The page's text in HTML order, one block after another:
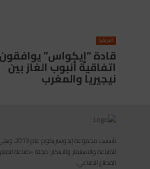
افريقيا
قادة “إيكواس”
اتفاقية أنبوب الغاز بين
نيجيريا والمغرب
تأسست
للصناعة والاستثمار والابتكار: مجلة «صناعة
القطاع الصناعي.